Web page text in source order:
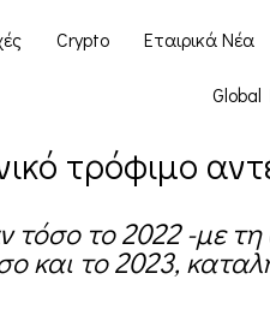
Crypto Εταιρικά Νέα
Global
τρόφιμο
το 2022 -με
και το 2023,